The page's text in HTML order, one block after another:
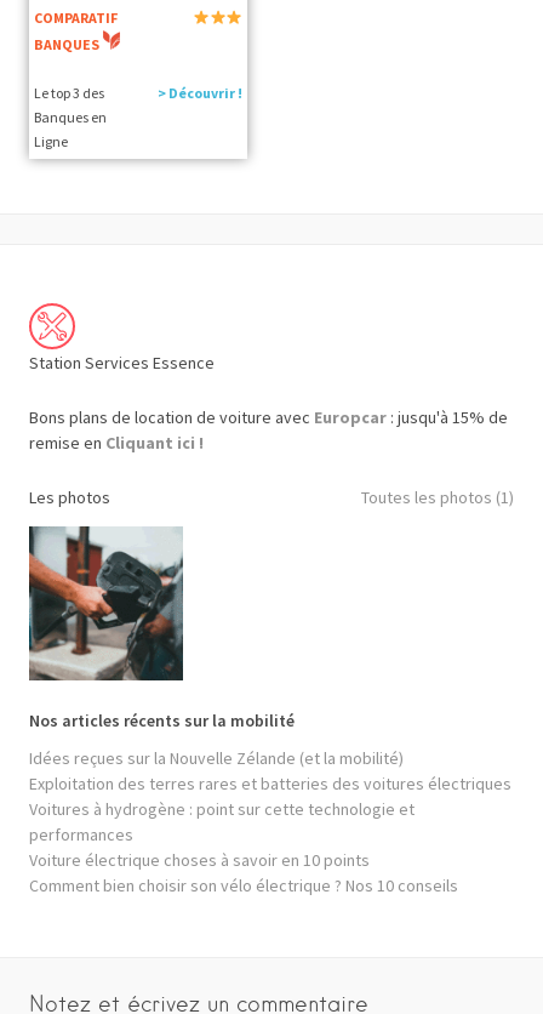
COMPARATIF
BANQUES
Le top 3 des
Banques en
Ligne
> Découvrir !
Station Services Essence
Bons plans de location de voiture avec Europcar : jusqu'à 15% de
remise en Cliquant ici !
Les photos Toutes les photos (1)
Nos articles récents sur la mobilité
Idées reçues sur la Nouvelle Zélande (et la mobilité)
Exploitation des terres rares et batteries des voitures électriques
Voitures à hydrogène : point sur cette technologie et
performances
Voiture électrique choses à savoir en 10 points
Comment bien choisir son vélo électrique ? Nos 10 conseils
Notez et écrivez un commentaire